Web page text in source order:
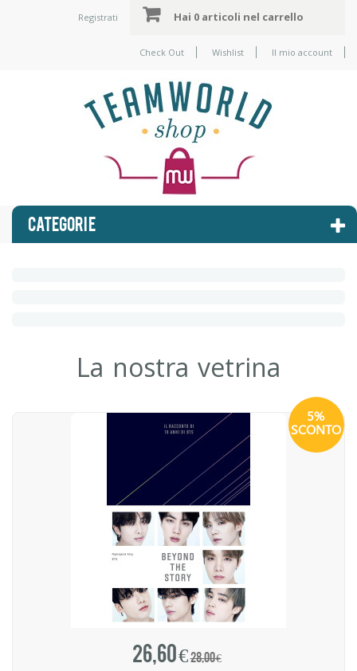
Hai 0 articoli nel carrello
Registrati
Check Out Wishlist Il mio account
CATEGORIE
La nostra vetrina
26,60 €28,00 €
5%
SCONTO